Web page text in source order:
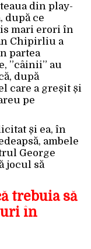
din play-
după ce
mari erori în
Chipirliu a
partea
”câinii” au
după
care a greșit și
pe
și ea, în
ambele
George
jocul să
trebuia să
uri în